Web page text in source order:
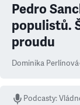
Pedro
populistů.
proudu
Dominika Perlínová
Podcasty: